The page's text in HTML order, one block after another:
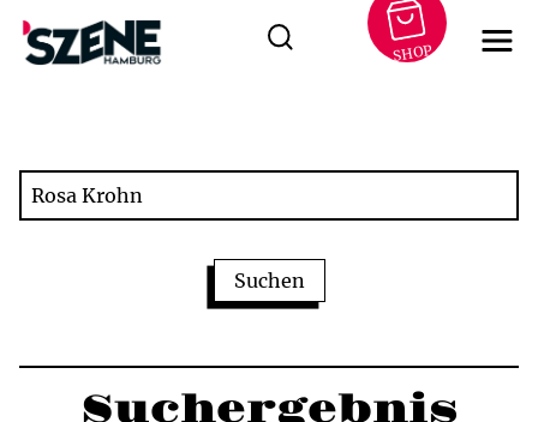
SHOP
Suchergebnis